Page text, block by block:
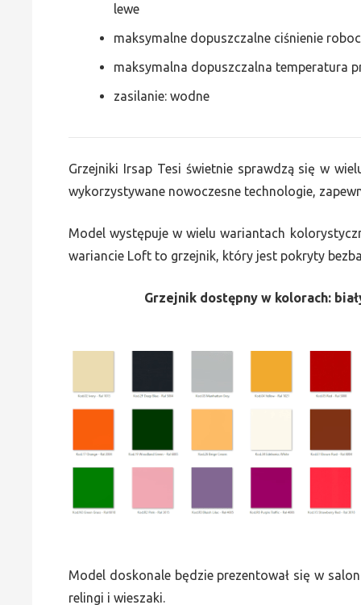
lewe
maksymalne dopuszczalne ciśnienie
maksymalna dopuszczalna temperatura
zasilanie: wodne
Grzejniki Irsap Tesi świetnie sprawdzą się w
wykorzystywane nowoczesne technologie,
Model występuje w wielu wariantach
wariancie Loft to grzejnik, który jest pokryty
Grzejnik dostępny w kolorach:
Model doskonale będzie prezentował się w
relingi i wieszaki.